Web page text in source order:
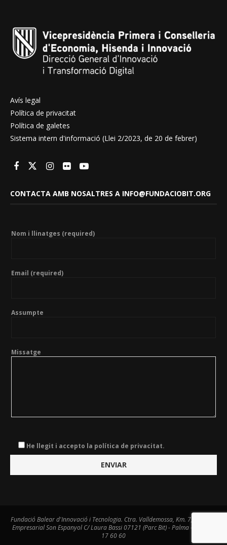
Avís legal
Política de privacitat
Política de galetes
Sistema intern d'informació (Llei 2/2023, de 20 de febrer)
CONTACTA AMB NOSALTRES A INFO@FUNDACIOBIT.ORG
Nom i llinatges (required)
Email (required)
Assumpte
Missatge
He llegit i accepto la política de privacitat.
Fundació Balear d'Innovació i Tecnologia. Ctra. Valldemossa, Km. 7,4. Centre
Empresarial Son Espanyol C/ Laura Bassi 07121 (Parc Bit) - Palma - Tel. 971
17 60 60